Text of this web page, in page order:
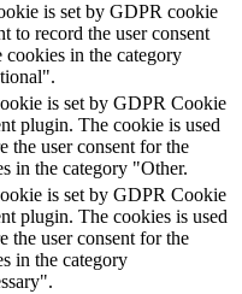
is set by GDPR cookie
to record the user consent
cookies in the category
is set by GDPR Cookie
plugin. The cookie is used
the user consent for the
in the category "Other.
is set by GDPR Cookie
plugin. The cookies is used
the user consent for the
in the category